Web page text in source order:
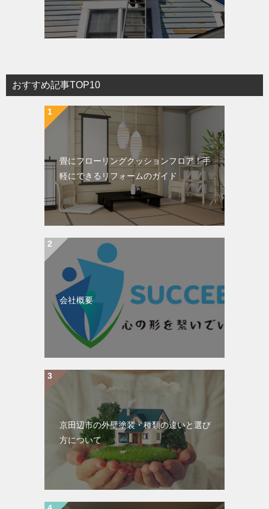
おすすめ記事TOP10
畳にフローリングクッションフロア！手
軽にできるリフォームのガイド
会社概要
京田辺市の外壁塗装・種類の違いと選び
方について